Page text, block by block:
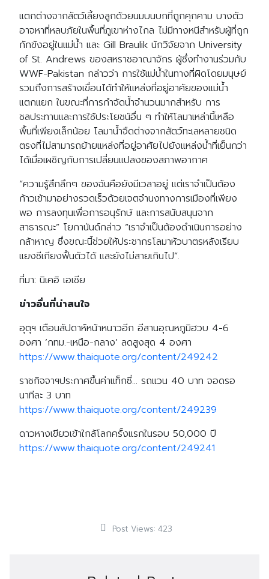
แตกต่างจากสัตว์เลี้ยงลูกด้วยนมบนบกที่ถูกคุกคาม บางตัว
อาจหาที่หลบภัยในพื้นที่ภูเขาห่างไกล ไม่มีทางหนีสำหรับผู้ที่ถูก
กักขังอยู่ในแม่น้ำ และ Gill Braulik นักวิจัยจาก University
of St. Andrews ของสหราชอาณาจักร ผู้ซึ่งทำงานร่วมกับ
WWF-Pakistan กล่าวว่า การใช้แม่น้ำในทางที่ผิดโดยมนุษย์
รวมถึงการสร้างเขื่อนได้ทำให้แหล่งที่อยู่อาศัยของแม่น้ำ
แตกแยก ในขณะที่การกำจัดน้ำจำนวนมากสำหรับ การ
ชลประทานและการใช้ประโยชน์อื่น ๆ ทำให้โลมาเหล่านี้เหลือ
พื้นที่เพียงเล็กน้อย โลมาน้ำจืดต่างจากสัตว์ทะเลหลายชนิด
ตรงที่ไม่สามารถย้ายแหล่งที่อยู่อาศัยไปยังแหล่งน้ำที่เย็นกว่า
ได้เมื่อเผชิญกับการเปลี่ยนแปลงของสภาพอากาศ
“ความรู้สึกลึกๆ ของฉันคือยังมีเวลาอยู่ แต่เราจำเป็นต้อง
ก้าวเข้ามาอย่างรวดเร็วด้วยเจตจำนงทางการเมืองที่เพียง
พอ การลงทุนเพื่อการอนุรักษ์ และการสนับสนุนจาก
สาธารณะ” โยกานันด์กล่าว “เราจำเป็นต้องดำเนินการอย่าง
กล้าหาญ ซึ่งขณะนี้ช่วยให้ประชากรโลมาหัวบาตรหลังเรียบ
แยงซีเกียงฟื้นตัวได้ และยังไม่สายเกินไป”.
ที่มา: นิเคอิ เอเชีย
ข่าวอื่นที่น่าสนใจ
อุตุฯ เตือนสัปดาห์หน้าหนาวอีก อีสานอุณหภูมิฮวบ 4-6
องศา ‘กทม.-เหนือ-กลาง’ ลดสูงสุด 4 องศา
https://www.thaiquote.org/content/249242
ราชกิจจาฯประกาศขึ้นค่าแท็กซี่… รถแวน 40 บาท จอดรอ
นาทีละ 3 บาท
https://www.thaiquote.org/content/249239
ดาวหางเขียวเข้าใกล้โลกครั้งแรกในรอบ 50,000 ปี
https://www.thaiquote.org/content/249241
Post Views: 423